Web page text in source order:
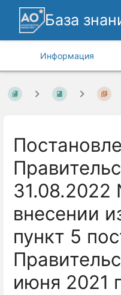
База
Информация
31.08.2022
внесении
пункт 5
июня 2021